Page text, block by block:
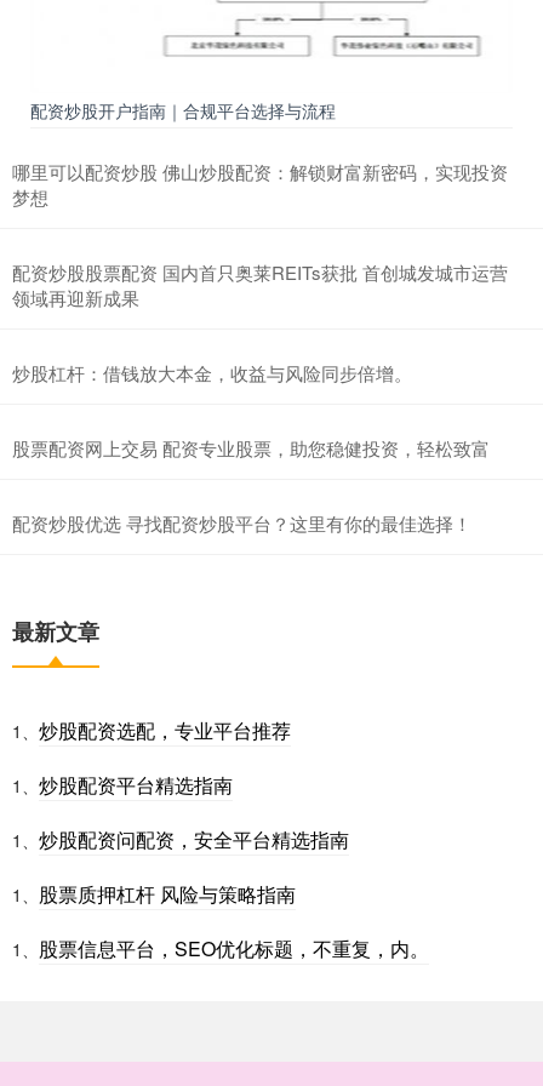
配资炒股开户指南｜合规平台选择与流程
哪里可以配资炒股 佛山炒股配资：解锁财富新密码，实现投资
梦想
配资炒股股票配资 国内首只奥莱REITs获批 首创城发城市运营
领域再迎新成果
炒股杠杆：借钱放大本金，收益与风险同步倍增。
股票配资网上交易 配资专业股票，助您稳健投资，轻松致富
配资炒股优选 寻找配资炒股平台？这里有你的最佳选择！
最新文章
1、 炒股配资选配，专业平台推荐
1、 炒股配资平台精选指南
1、 炒股配资问配资，安全平台精选指南
1、 股票质押杠杆 风险与策略指南
1、 股票信息平台，SEO优化标题，不重复，内。